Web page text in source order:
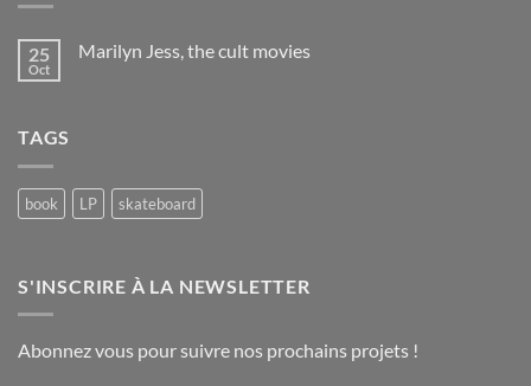
25
Oct
Marilyn Jess, the cult movies
TAGS
book LP skateboard
S'INSCRIRE À LA NEWSLETTER
Abonnez vous pour suivre nos prochains projets !